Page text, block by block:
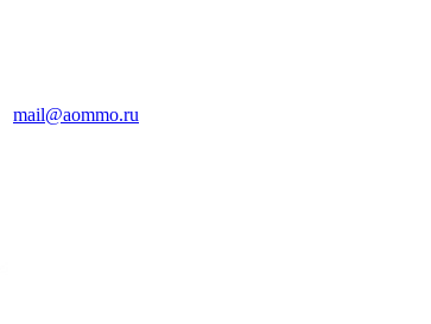
mail@aommo.ru